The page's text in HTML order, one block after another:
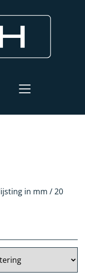
in mm / 20